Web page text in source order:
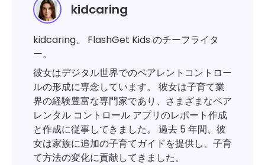
kidcaring
kidcaring、 FlashGet Kids のチーフライタ
ー。
彼女はデジタル世界でのペアレントコントロー
ルの形成に専念しています。 彼女は子育て業
界の経験豊富な専門家であり、さまざまなペア
レンタル コントロール アプリのレポート作成
と作成に従事してきました。 過去 5 年間、彼
女は家族に追加の子育てガイドを提供し、子育
て方法の変化に貢献してきました。